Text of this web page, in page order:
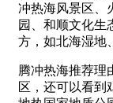
冲热海风景区、
园、和顺文化生
方，如北海湿地
腾冲热海推荐理
区，还可以看到